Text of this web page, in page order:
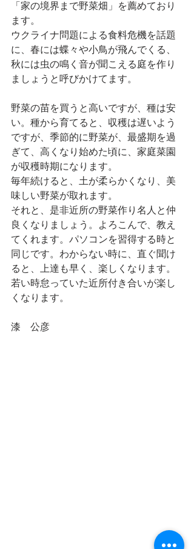
「家の境界まで野菜畑」を薦めており
ます。
ウクライナ問題による食料危機を話題
に、春には蝶々や小鳥が飛んでくる、
秋には虫の鳴く音が聞こえる庭を作り
ましょうと呼びかけてます。
野菜の苗を買うと高いですが、種は安
い。種から育てると、収穫は遅いよう
ですが、季節的に野菜が、最盛期を過
ぎて、高くなり始めた頃に、家庭菜園
が収穫時期になります。
毎年続けると、土が柔らかくなり、美
味しい野菜が取れます。
それと、是非近所の野菜作り名人と仲
良くなりましょう。よろこんで、教え
てくれます。パソコンを習得する時と
同じです。わからない時に、直ぐ聞け
ると、上達も早く、楽しくなります。
若い時怠っていた近所付き合いが楽し
くなります。
漆　公彦